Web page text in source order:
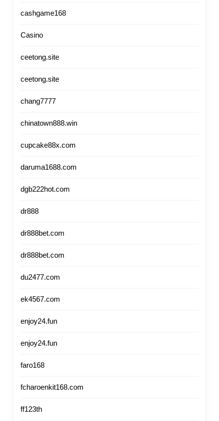
cashgame168
Casino
ceetong.site
ceetong.site
chang7777
chinatown888.win
cupcake88x.com
daruma1688.com
dgb222hot.com
dr888
dr888bet.com
dr888bet.com
du2477.com
ek4567.com
enjoy24.fun
enjoy24.fun
faro168
fcharoenkit168.com
ff123th